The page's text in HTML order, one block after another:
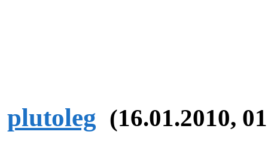
plutoleg (16.01.2010,